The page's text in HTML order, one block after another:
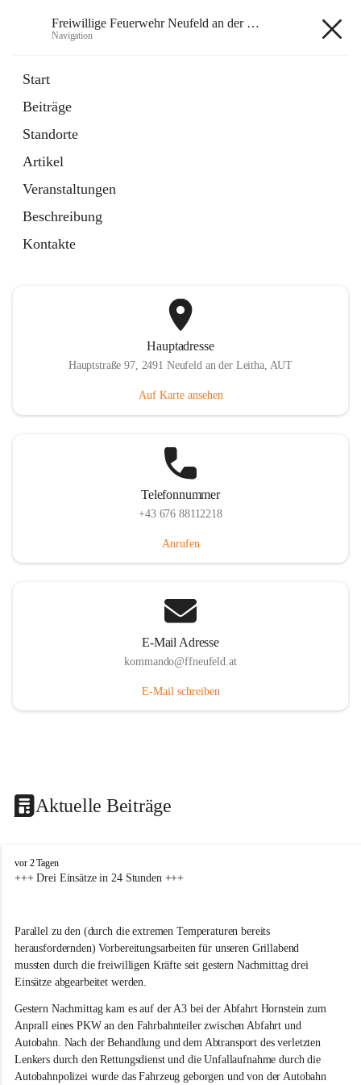
Freiwillige Feuerwehr Neufeld an der Leitha
Navigation
Start
Beiträge
Standorte
Artikel
Veranstaltungen
Beschreibung
Kontakte
Instagram
öffnet
in
neuem
Tab
Externe Webseite
in
Tab
Hauptadresse
Hauptstraße 97, 2491 Neufeld an der Leitha, AUT
Auf Karte ansehen
Telefonnummer
+43 676 88112218
Anrufen
E-Mail Adresse
kommando@ffneufeld.at
E-Mail schreiben
Aktuelle Beiträge
F
r
i
l
l
i
e
F
e
u
e
r
vor 2 Tagen
+++ Drei Einsätze in 24 Stunden +++
Parallel zu den (durch die extremen Temperaturen bereits
herausfordernden) Vorbereitungsarbeiten für unseren Grillabend
mussten durch die freiwilligen Kräfte seit gestern Nachmittag drei
Einsätze abgearbeitet werden.
Gestern Nachmittag kam es auf der A3 bei der Abfahrt Hornstein zum
Anprall eines PKW an den Fahrbahnteiler zwischen Abfahrt und
Autobahn. Nach der Behandlung und dem Abtransport des verletzten
Lenkers durch den Rettungsdienst und die Unfallaufnahme durch die
Autobahnpolizei wurde das Fahrzeug geborgen und von der Autobahn